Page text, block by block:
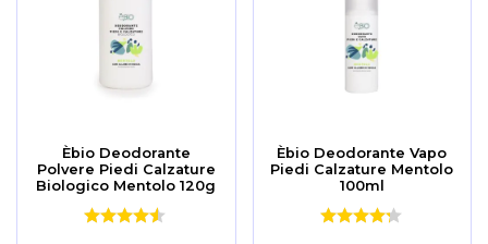
Èbio Deodorante
Polvere Piedi Calzature
Biologico Mentolo 120g
Èbio Deodorante Vapo
Piedi Calzature Mentolo
100ml